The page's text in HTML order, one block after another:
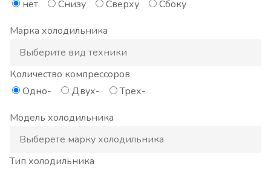
нет
Снизу Сверху
Сбоку
Марка холодильника
Количество компрессоров
Одно-
Двух-
Трех-
Модель холодильника
Тип холодильника